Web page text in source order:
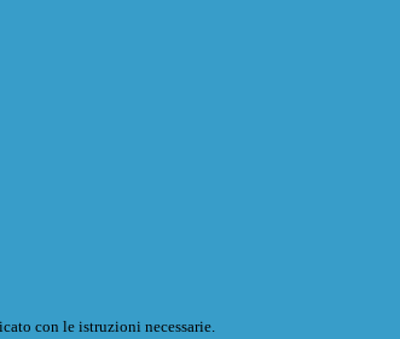
con le istruzioni necessarie.